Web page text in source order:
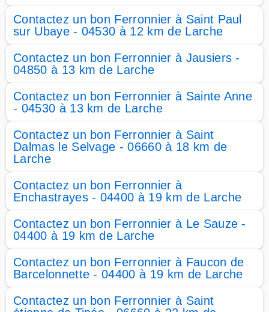
Contactez un bon Ferronnier à Saint Paul
sur Ubaye - 04530 à 12 km de Larche
Contactez un bon Ferronnier à Jausiers -
04850 à 13 km de Larche
Contactez un bon Ferronnier à Sainte Anne
- 04530 à 13 km de Larche
Contactez un bon Ferronnier à Saint
Dalmas le Selvage - 06660 à 18 km de
Larche
Contactez un bon Ferronnier à
Enchastrayes - 04400 à 19 km de Larche
Contactez un bon Ferronnier à Le Sauze -
04400 à 19 km de Larche
Contactez un bon Ferronnier à Faucon de
Barcelonnette - 04400 à 19 km de Larche
Contactez un bon Ferronnier à Saint